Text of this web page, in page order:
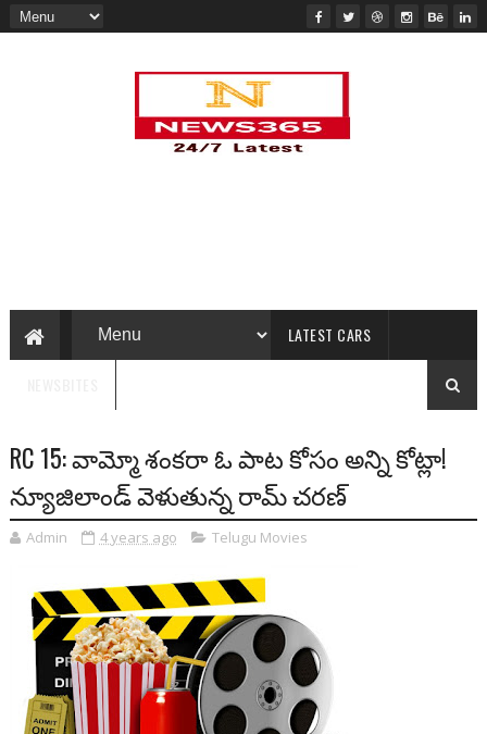
LATEST CARS
RC 15: వామ్మో శంక‌రా ఓ పాట కోసం అన్ని కోట్లా!
న్యూజిలాండ్ వెళుతున్న రామ్ చ‌ర‌ణ్‌
Admin 4 years ago Telugu Movies